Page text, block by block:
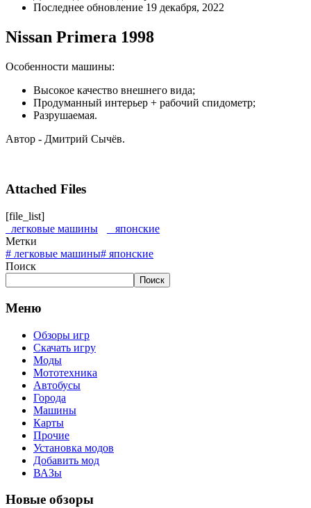
Последнее обновление 19 декабря, 2022
Nissan Primera 1998
Особенности машины:
Высокое качество внешнего вида;
Продуманный интерьер + рабочий спидометр;
Разрушаемая.
Автор - Дмитрий Сычёв.
Attached Files
[file_list]
легковые машины
японские
Метки
# легковые машины# японские
Поиск
Поиск
Меню
Обзоры игр
Скачать игру
Моды
Мототехника
Автобусы
Города
Машины
Карты
Прочие
Установка модов
Добавить мод
ВАЗы
Новые обзоры